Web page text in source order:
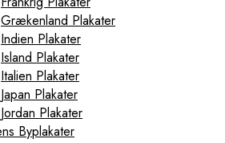
Grækenland Plakater
Indien Plakater
Island Plakater
Italien Plakater
Japan Plakater
Jordan Plakater
Byplakater